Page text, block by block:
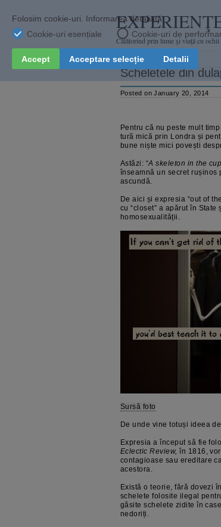
Călătorind prin lume şi viaţă cu ochii
Scheletele din
Posted on January 20, 2014
Pentru că nu peste mult
tură mică prin Londra și
bune niște mici povești
Astăzi: “A skeleton in the
înseamnă un secret rușinos
ascundă.
De aici și expresia “out of
cu “closet” a apărut în
homosexualității.
Sursă foto
De unde vine totuși ideea
Expresia a început să fie
Eclectic Review,în 1816,
contagioase sau ereditare
acestora.
Există o teorie, fără dovezi
schelete folosite ilegal
găsite schelete zidite în
nedoriți.